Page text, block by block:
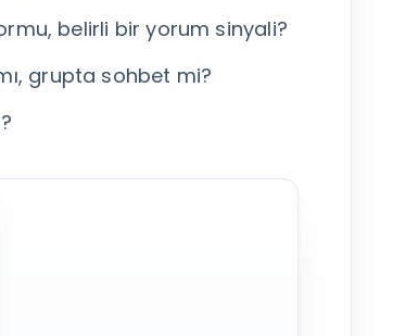
belirli bir yorum sinyali?
grupta sohbet mi?